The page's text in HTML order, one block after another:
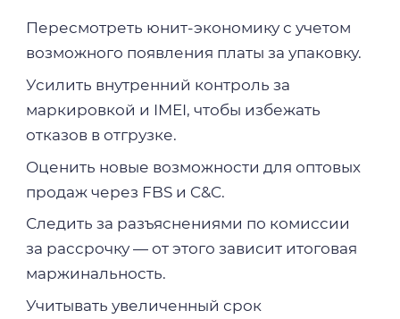
Пересмотреть юнит-экономику с учетом
возможного появления платы за упаковку.
Усилить внутренний контроль за
маркировкой и IMEI, чтобы избежать
отказов в отгрузке.
Оценить новые возможности для оптовых
продаж через FBS и C&C.
Следить за разъяснениями по комиссии
за рассрочку — от этого зависит итоговая
маржинальность.
Учитывать увеличенный срок